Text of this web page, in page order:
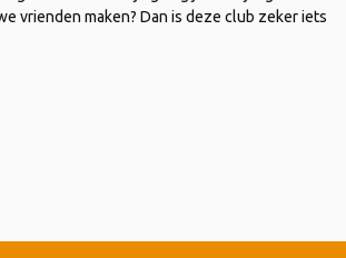
vrienden maken? Dan is deze club zeker iets